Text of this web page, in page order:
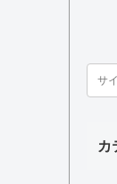
カ